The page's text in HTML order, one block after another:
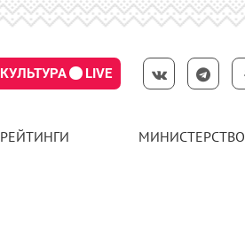
КУЛЬТУРА LIVE
РЕЙТИНГИ МИНИСТЕРСТВО